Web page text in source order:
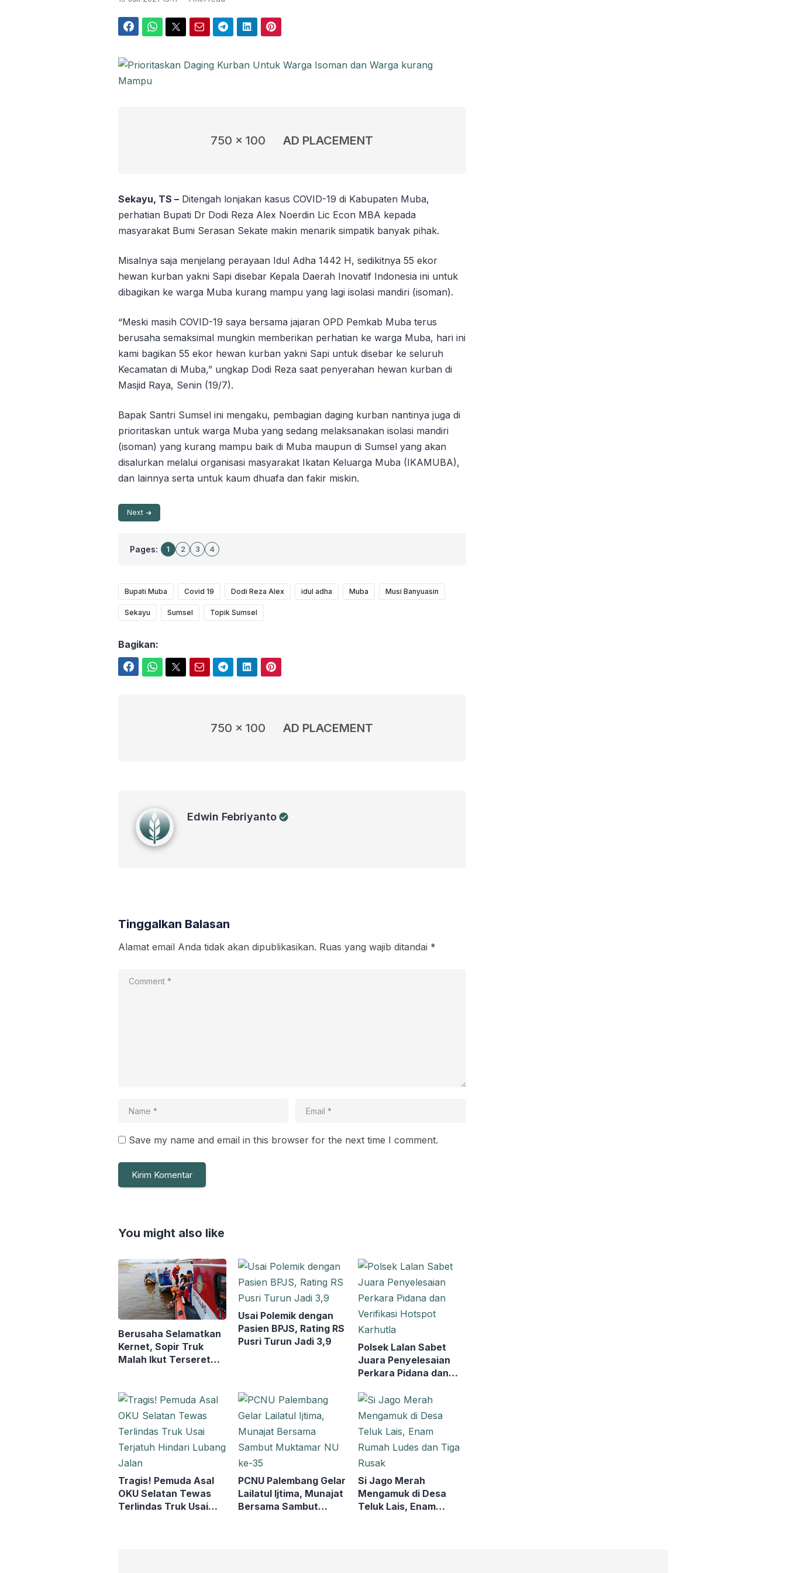
750 x 100 AD PLACEMENT
Sekayu, TS – Ditengah lonjakan kasus COVID-19 di Kabupaten Muba,
perhatian Bupati Dr Dodi Reza Alex Noerdin Lic Econ MBA kepada
masyarakat Bumi Serasan Sekate makin menarik simpatik banyak pihak.
Misalnya saja menjelang perayaan Idul Adha 1442 H, sedikitnya 55 ekor
hewan kurban yakni Sapi disebar Kepala Daerah Inovatif Indonesia ini untuk
dibagikan ke warga Muba kurang mampu yang lagi isolasi mandiri (isoman).
“Meski masih COVID-19 saya bersama jajaran OPD Pemkab Muba terus
berusaha semaksimal mungkin memberikan perhatian ke warga Muba, hari ini
kami bagikan 55 ekor hewan kurban yakni Sapi untuk disebar ke seluruh
Kecamatan di Muba,” ungkap Dodi Reza saat penyerahan hewan kurban di
Masjid Raya, Senin (19/7).
Bapak Santri Sumsel ini mengaku, pembagian daging kurban nantinya juga di
prioritaskan untuk warga Muba yang sedang melaksanakan isolasi mandiri
(isoman) yang kurang mampu baik di Muba maupun di Sumsel yang akan
disalurkan melalui organisasi masyarakat Ikatan Keluarga Muba (IKAMUBA),
dan lainnya serta untuk kaum dhuafa dan fakir miskin.
Next
Pages: 1 2 3 4
Bupati Muba Covid 19 Dodi Reza Alex idul adha Muba Musi Banyuasin
Sekayu Sumsel Topik Sumsel
Bagikan:
750 x 100 AD PLACEMENT
Edwin Febriyanto
Tinggalkan Balasan
Alamat email Anda tidak akan dipublikasikan. Ruas yang wajib ditandai *
Save my name and email in this browser for the next time I comment.
You might also like
Berusaha Selamatkan
Kernet, Sopir Truk
Malah Ikut Terseret
Usai Polemik dengan
Pasien BPJS, Rating RS
Pusri Turun Jadi 3,9
Polsek Lalan Sabet
Juara Penyelesaian
Perkara Pidana dan
Karhutla
Tragis! Pemuda Asal
OKU Selatan Tewas
Terlindas Truk Usai
PCNU Palembang Gelar
Lailatul Ijtima, Munajat
Bersama Sambut
Si Jago Merah
Mengamuk di Desa
Teluk Lais, Enam